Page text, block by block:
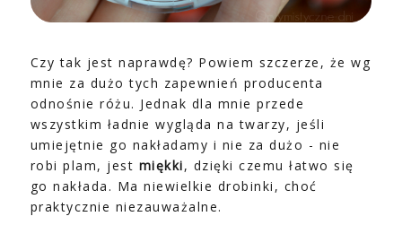
Czy tak jest naprawdę? Powiem szczerze, że wg
mnie za dużo tych zapewnień producenta
odnośnie różu. Jednak dla mnie przede
wszystkim ładnie wygląda na twarzy, jeśli
umiejętnie go nakładamy i nie za dużo - nie
robi plam, jest miękki, dzięki czemu łatwo się
go nakłada. Ma niewielkie drobinki, choć
praktycznie niezauważalne.